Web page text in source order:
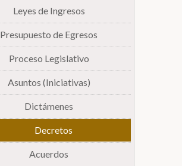
Leyes de Ingresos
Presupuesto de Egresos
Proceso Legislativo
Asuntos (Iniciativas)
Dictámenes
Decretos
Acuerdos